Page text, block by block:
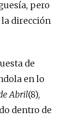
pero
dirección
de
en lo
Abril(8),
dentro de